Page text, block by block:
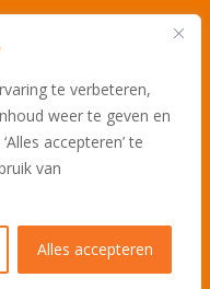
te verbeteren,
weer te geven en
accepteren’ te
van
Alles accepteren
uur
MAIL